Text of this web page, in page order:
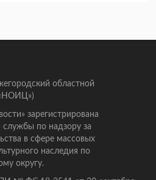
областной
зарегистрирована
по надзору за
в сфере массовых
наследия по
округу.